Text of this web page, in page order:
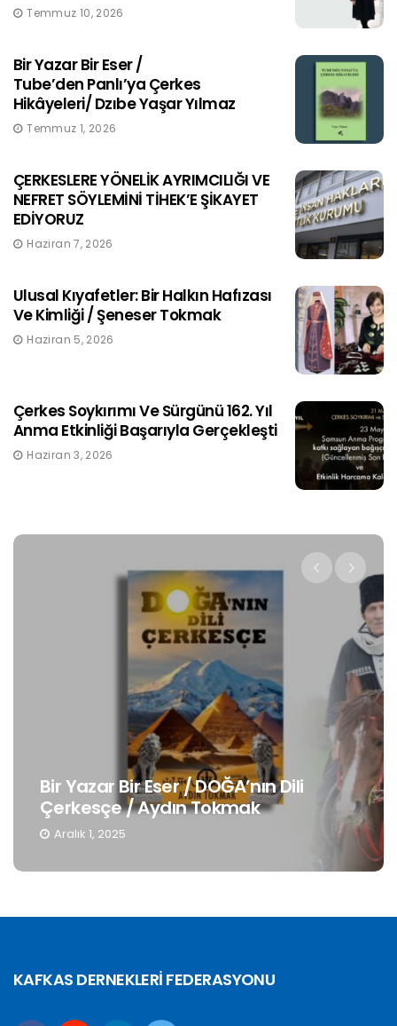
Temmuz 10, 2026
Bir Yazar Bir Eser /
Tube’den Panlı’ya Çerkes
Hikâyeleri/ Dzıbe Yaşar Yılmaz
Temmuz 1, 2026
ÇERKESLERE YÖNELİK AYRIMCILIĞI VE
NEFRET SÖYLEMİNİ TİHEK’E ŞİKAYET
EDİYORUZ
Haziran 7, 2026
Ulusal Kıyafetler: Bir Halkın Hafızası
Ve Kimliği / Şeneser Tokmak
Haziran 5, 2026
Çerkes Soykırımı Ve Sürgünü 162. Yıl
Anma Etkinliği Başarıyla Gerçekleşti
Haziran 3, 2026
Eser / DOĞA’nın Dili
Aydın Tokmak
Gençlerin
Muhafazası
Kasım 19, 2025
KAFKAS DERNEKLERİ FEDERASYONU